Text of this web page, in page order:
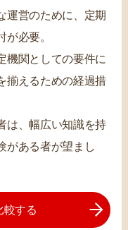
運営のために、定期
必要。
機関としての要件に
揃えるための経過措
は、幅広い知識を持
がある者が望まし
較する